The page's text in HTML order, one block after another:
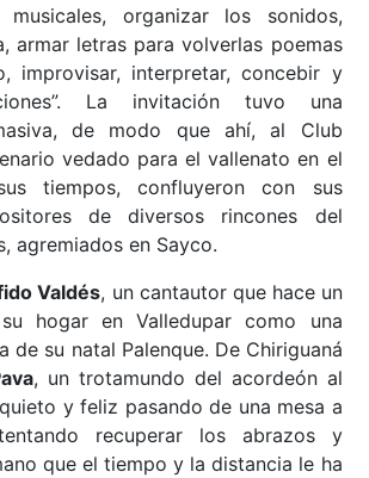
musicales, organizar los sonidos,
armar letras para volverlas poemas
improvisar, interpretar, concebir y
La invitación tuvo una
de modo que ahí, al Club
vedado para el vallenato en el
tiempos, confluyeron con sus
de diversos rincones del
agremiados en Sayco.
Valdés, un cantautor que hace un
hogar en Valledupar como una
de su natal Palenque. De Chiriguaná
, un trotamundo del acordeón al
y feliz pasando de una mesa a
recuperar los abrazos y
que el tiempo y la distancia le ha